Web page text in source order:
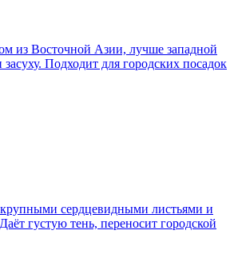
из Восточной Азии, лучше западной
Подходит для городских посадок
сердцевидными листьями и
густую тень, переносит городской